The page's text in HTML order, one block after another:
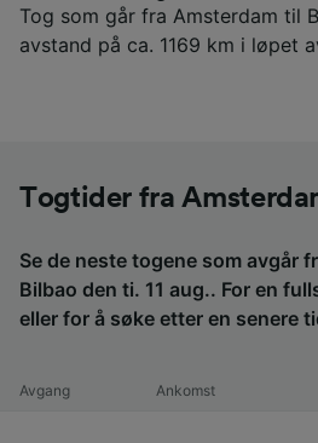
Tog som går fra Amsterdam til
avstand på ca. 1169 km i løpet
Togtider fra
Se de neste togene som avgår
Bilbao den ti. 11 aug.. For en
eller for å søke etter en senere
Avgang Ankomst